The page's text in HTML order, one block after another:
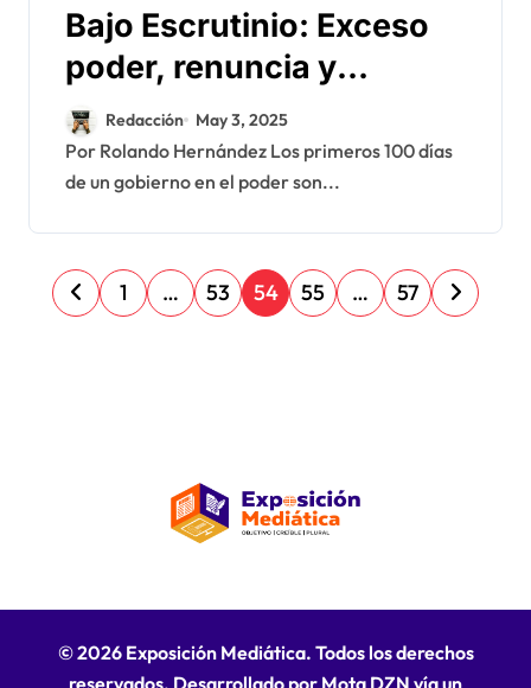
Bajo Escrutinio: Exceso
poder, renuncia y
aranceles en los 100 días
de Trump como
presidente
Redacción May 3, 2025
Por Rolando Hernández Los primeros 100 días
de un gobierno en el poder son...
P
a
ó
n
1 … 53 54 55 … 57
© 2026 Exposición Mediática. Todos los derechos
reservados. Desarrollado por Mota DZN vía un